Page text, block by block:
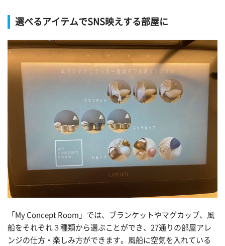
選べるアイテムでSNS映えする部屋に
「My Concept Room」では、ブランケットやマグカップ、風
船をそれぞれ３種類から選ぶことができ、27通りの部屋アレ
ンジの仕方・楽しみ方ができます。風船に空気を入れている